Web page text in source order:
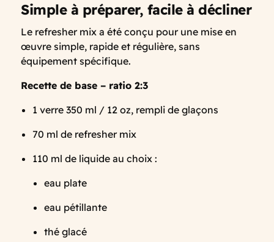
Simple à préparer, facile à décliner
Le refresher mix a été conçu pour une mise en
œuvre simple, rapide et régulière, sans
équipement spécifique.
Recette de base – ratio 2:3
1 verre 350 ml / 12 oz, rempli de glaçons
70 ml de refresher mix
110 ml de liquide au choix :
eau plate
eau pétillante
thé glacé